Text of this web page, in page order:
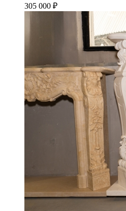
305 000 ₽